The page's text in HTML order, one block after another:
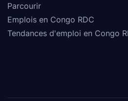
Parcourir
Emplois en Congo RDC
Tendances d'emploi en Congo